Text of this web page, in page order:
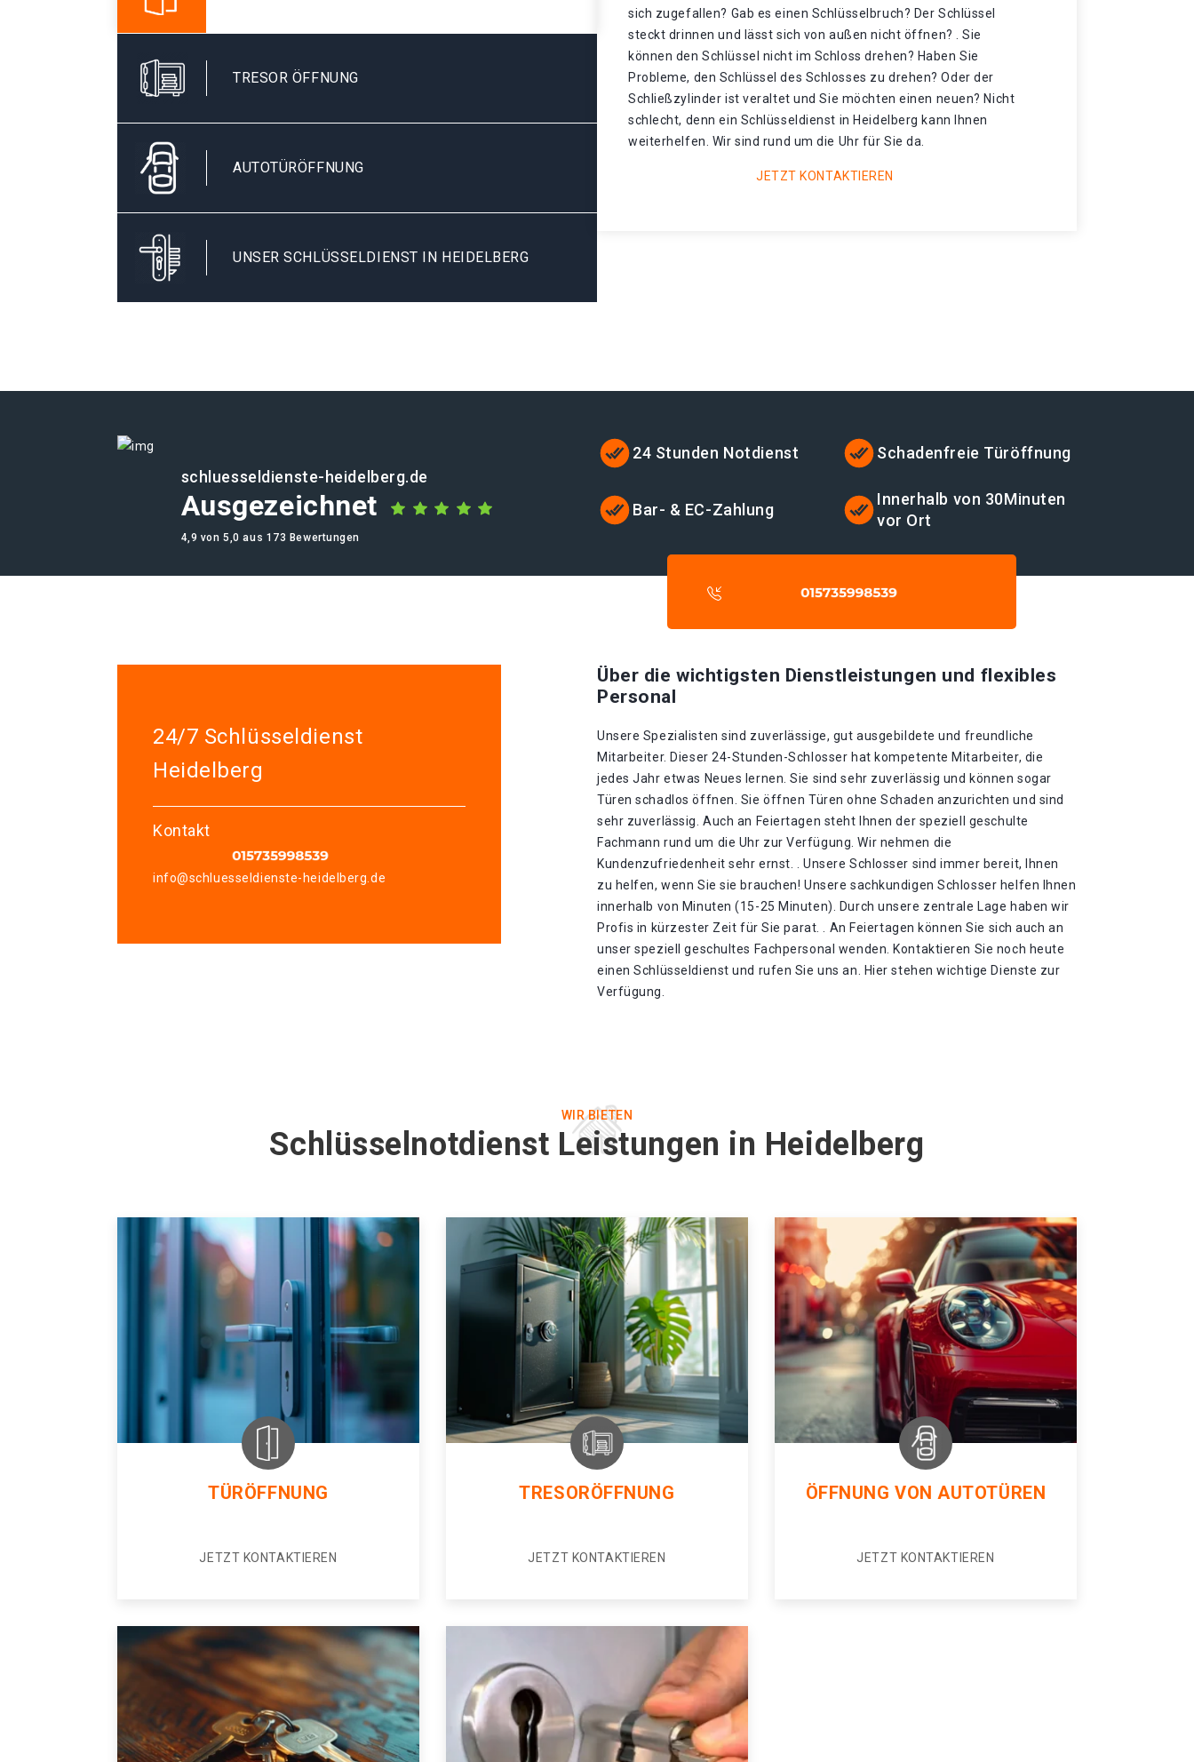
TRESOR ÖFFNUNG
AUTOTÜRÖFFNUNG
UNSER SCHLÜSSELDIENST IN HEIDELBERG
sich zugefallen? Gab es einen Schlüsselbruch? Der Schlüssel
steckt drinnen und lässt sich von außen nicht öffnen? . Sie
können den Schlüssel nicht im Schloss drehen? Haben Sie
Probleme, den Schlüssel des Schlosses zu drehen? Oder der
Schließzylinder ist veraltet und Sie möchten einen neuen? Nicht
schlecht, denn ein Schlüsseldienst in Heidelberg kann Ihnen
weiterhelfen. Wir sind rund um die Uhr für Sie da.
JETZT KONTAKTIEREN
schluesseldienste-heidelberg.de
Ausgezeichnet
4,9 von 5,0 aus 173 Bewertungen
24 Stunden Notdienst Schadenfreie Türöffnung
Bar- & EC-Zahlung
Innerhalb von 30Minuten
vor Ort
24/7 Schlüsseldienst
Heidelberg
Kontakt
info@schluesseldienste-heidelberg.de
Über die wichtigsten Dienstleistungen und flexibles
Personal
Unsere Spezialisten sind zuverlässige, gut ausgebildete und freundliche
Mitarbeiter. Dieser 24-Stunden-Schlosser hat kompetente Mitarbeiter, die
jedes Jahr etwas Neues lernen. Sie sind sehr zuverlässig und können sogar
Türen schadlos öffnen. Sie öffnen Türen ohne Schaden anzurichten und sind
sehr zuverlässig. Auch an Feiertagen steht Ihnen der speziell geschulte
Fachmann rund um die Uhr zur Verfügung. Wir nehmen die
Kundenzufriedenheit sehr ernst. . Unsere Schlosser sind immer bereit, Ihnen
zu helfen, wenn Sie sie brauchen! Unsere sachkundigen Schlosser helfen Ihnen
innerhalb von Minuten (15-25 Minuten). Durch unsere zentrale Lage haben wir
Profis in kürzester Zeit für Sie parat. . An Feiertagen können Sie sich auch an
unser speziell geschultes Fachpersonal wenden. Kontaktieren Sie noch heute
einen Schlüsseldienst und rufen Sie uns an. Hier stehen wichtige Dienste zur
Verfügung.
WIR BIETEN
Schlüsselnotdienst Leistungen in Heidelberg
TÜRÖFFNUNG
JETZT KONTAKTIEREN
TRESORÖFFNUNG
JETZT KONTAKTIEREN
ÖFFNUNG VON AUTOTÜREN
JETZT KONTAKTIEREN